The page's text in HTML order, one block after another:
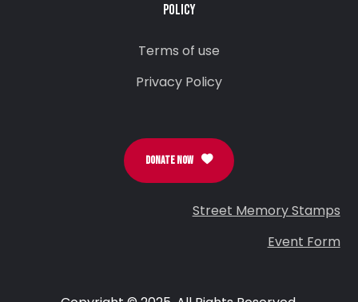
POLICY
Terms of use
Privacy Policy
DONATE NOW
Street Memory Stamps
Event Form